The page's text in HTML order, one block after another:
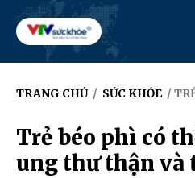
TRANG CHỦ / SỨC KHỎE / TRẺ BÉO
Trẻ béo phì có
ung thư thận và